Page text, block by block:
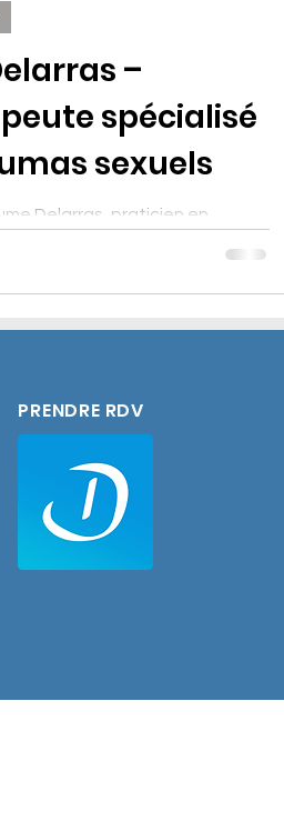
–
spécialisé
sexuels
Delarras, praticien en
un suivi global et
pour aider chacun à
PRENDRE RDV